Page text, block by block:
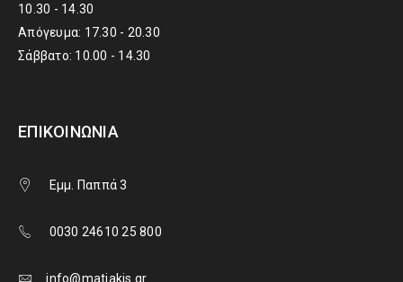
10.30 - 14.30
Απόγευμα: 17.30 - 20.30
Σάββατο: 10.00 - 14.30
ΕΠΙΚΟΙΝΩΝΊΑ
Εμμ. Παππά 3
0030 24610 25 800
info@matiakis.gr